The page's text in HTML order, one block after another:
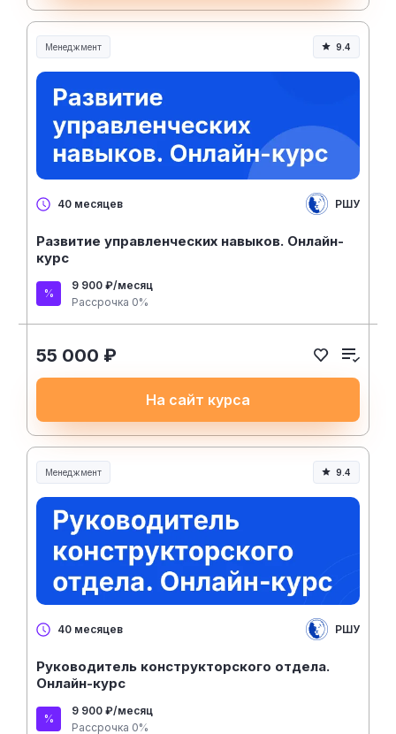
Менеджмент
Менеджмент и управление
9.4
40 месяцев РШУ
Развитие управленческих навыков. Онлайн-
курс
9 900 ₽/месяц
Рассрочка 0%
55 000 ₽
На сайт курса
Менеджмент
Менеджмент и управление
9.4
40 месяцев РШУ
Руководитель конструкторского отдела.
Онлайн-курс
9 900 ₽/месяц
Рассрочка 0%